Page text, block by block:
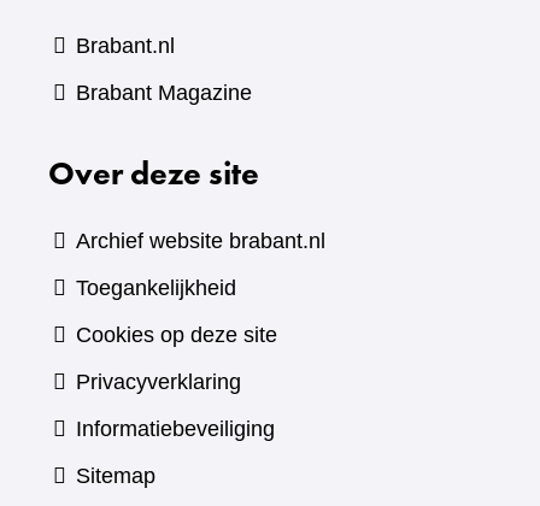
Brabant.nl
Brabant Magazine(verwijst
een
website)
Over deze site
Archief website brabant.nl
Toegankelijkheid
Cookies op deze site
Privacyverklaring
Informatiebeveiliging
Sitemap